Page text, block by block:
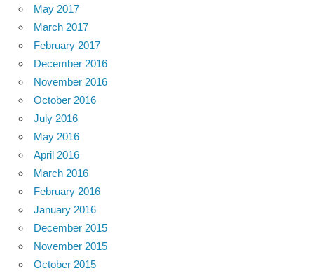
May 2017
March 2017
February 2017
December 2016
November 2016
October 2016
July 2016
May 2016
April 2016
March 2016
February 2016
January 2016
December 2015
November 2015
October 2015